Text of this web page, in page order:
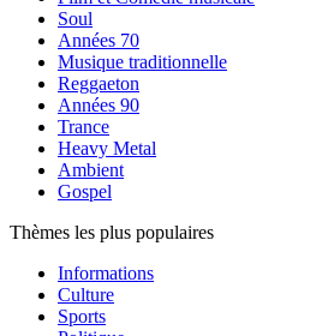
Soul
Années 70
Musique traditionnelle
Reggaeton
Années 90
Trance
Heavy Metal
Ambient
Gospel
Thèmes les plus populaires
Informations
Culture
Sports